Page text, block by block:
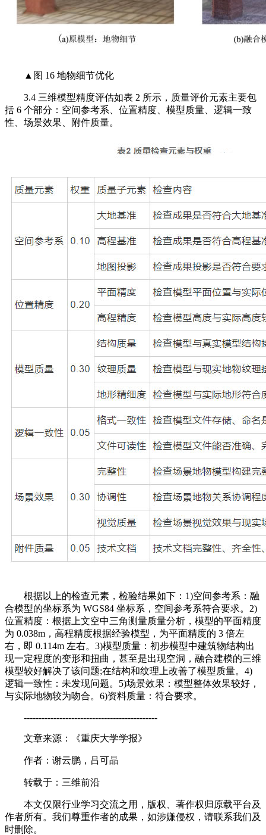
▲图 16 地物细节优化
3.4 三维模型精度评估如表 2 所示，质量评价元素主要包
括 6 个部分：空间参考系、位置精度、模型质量、逻辑一致
性、场景效果、附件质量。
根据以上的检查元素，检验结果如下：1)空间参考系：融
合模型的坐标系为 WGS84 坐标系，空间参考系符合要求。2)
位置精度：根据上文空中三角测量质量分析，模型的平面精度
为 0.038m，高程精度根据经验模型，为平面精度的 3 倍左
右，即 0.114m 左右。3)模型质量：初步模型中建筑物结构出
现一定程度的变形和扭曲，甚至是出现空洞，融合建模的三维
模型较好解决了该问题;在结构和纹理上改善了模型质量。4)
逻辑一致性：未发现问题。5)场景效果：模型整体效果较好，
与实际地物较为吻合。6)资料质量：符合要求。
---------------------------------------------
文章来源：《重庆大学学报》
作者：谢云鹏，吕可晶
转载于：三维前沿
本文仅限行业学习交流之用，版权、著作权归原载平台及
作者所有。我们尊重作者的成果，如涉嫌侵权，请联系我们及
时删除。